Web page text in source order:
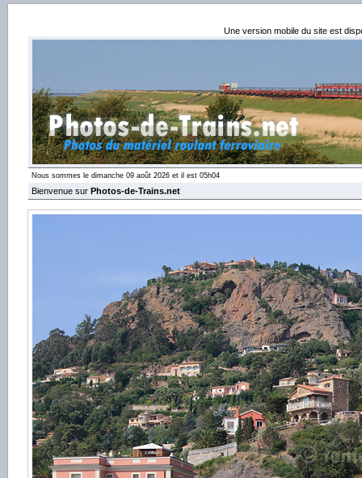
Une version mobile du site est
Nous sommes le dimanche 09 août 2026 et il est 05h04
Bienvenue sur Photos-de-Trains.net